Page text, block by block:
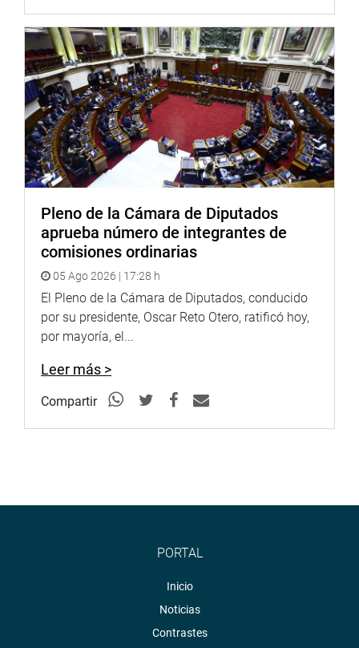
siguientes servicios de reparación integral: 1. Tratamiento
de salud física y mental de la víctima hasta su
recuperación integral por los daños ocasionados por los
delitos que señala el artículo 2 de la presente ley. 2.
Garantiza la educación de la víctima. 3. Subvención
económica a la víctima, en el caso de ser necesario, que
incluya su alimentación, vestimenta, hospedaje y otros
gastos
OFICINA DE COMUNICACIONES E IMAGEN
INSTITUCIONAL
Pleno de la Cámara de Diputados
aprueba número de integrantes de
comisiones ordinarias
05 Ago 2026 | 17:28 h
El Pleno de la Cámara de Diputados, conducido
por su presidente, Oscar Reto Otero, ratificó hoy,
por mayoría, el...
Leer más >
Compartir
PORTAL
Inicio
Noticias
Contrastes